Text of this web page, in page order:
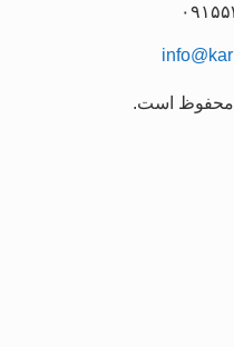
محفوظ است.